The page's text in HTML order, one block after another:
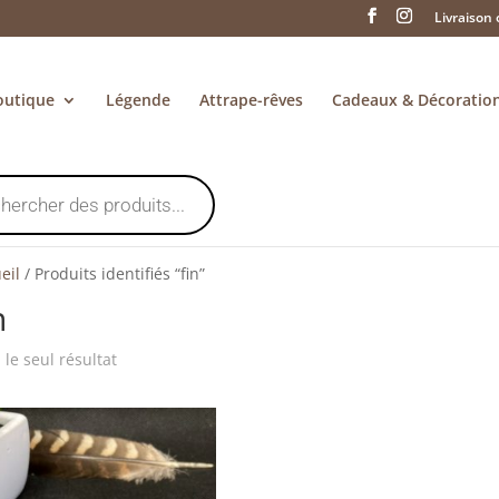
Livraison
Légende Attrape-rêves Cadeaux &
/ Produits identifiés “fin”
le seul résultat